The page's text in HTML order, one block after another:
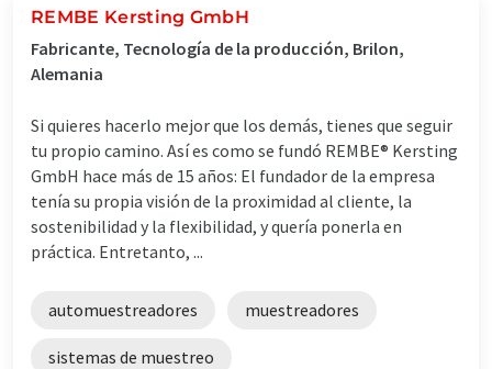
REMBE Kersting GmbH
Fabricante, Tecnología de la producción, Brilon,
Alemania
Si quieres hacerlo mejor que los demás, tienes que seguir
tu propio camino. Así es como se fundó REMBE® Kersting
GmbH hace más de 15 años: El fundador de la empresa
tenía su propia visión de la proximidad al cliente, la
sostenibilidad y la flexibilidad, y quería ponerla en
práctica. Entretanto, ...
automuestreadores muestreadores
sistemas de muestreo